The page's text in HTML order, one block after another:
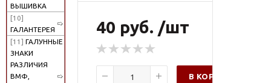
ВЫШИВКА
[10]
ГАЛАНТЕРЕЯ
[11] ГАЛУННЫЕ
ЗНАКИ
РАЗЛИЧИЯ
ВМФ,
40 руб. /шт
В КОРЗИНУ